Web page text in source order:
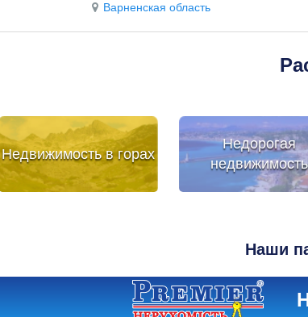
Варненская область
Недвижимость в горах
Недорогая
недвижимость
Наши